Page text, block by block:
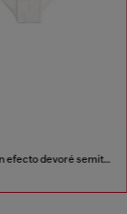
Braguita con efecto devoré semitransparente